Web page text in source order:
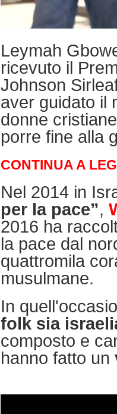
Leymah
ricevuto il
Johnson
aver guidato il
donne
porre fine alla
CONTINUA A
Nel 2014 in
per la pace”,
2016 ha
la pace dal
quattromila
musulmane.
In
folk sia
composto e
hanno fatto un